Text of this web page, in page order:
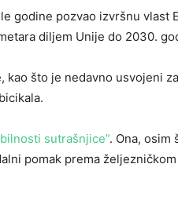
godine pozvao izvršnu vlast
diljem Unije do 2030.
što je nedavno usvojeni
sutrašnjice”. Ona, osim
pomak prema